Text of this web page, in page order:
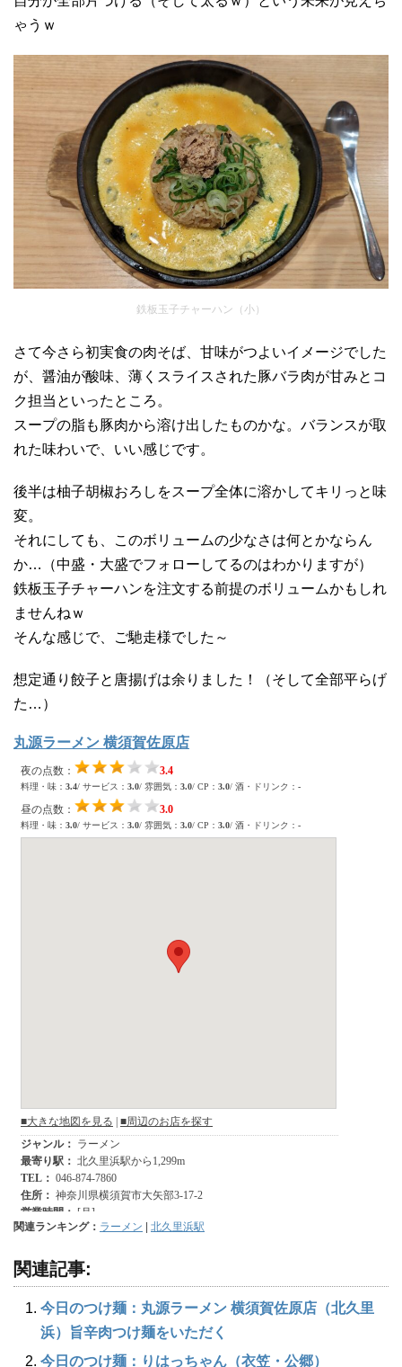
ゃうｗ
鉄板玉子チャーハン（小）
さて今さら初実食の肉そば、甘味がつよいイメージでした
が、醤油が酸味、薄くスライスされた豚バラ肉が甘みとコ
ク担当といったところ。
スープの脂も豚肉から溶け出したものかな。バランスが取
れた味わいで、いい感じです。
後半は柚子胡椒おろしをスープ全体に溶かしてキリっと味
変。
それにしても、このボリュームの少なさは何とかならん
か…（中盛・大盛でフォローしてるのはわかりますが）
鉄板玉子チャーハンを注文する前提のボリュームかもしれ
ませんねｗ
そんな感じで、ご馳走様でした～
想定通り餃子と唐揚げは余りました！（そして全部平らげ
た…）
丸源ラーメン 横須賀佐原店
関連ランキング： ラーメン 北久里浜駅
関連記事:
今日のつけ麺：丸源ラーメン 横須賀佐原店（北久里
浜）旨辛肉つけ麺をいただく
今日のつけ麺：りはっちゃん（衣笠・公郷）